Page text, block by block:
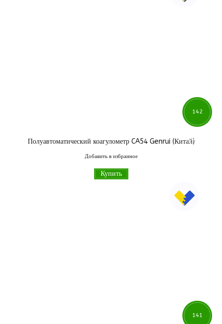
Полуавтоматический коагулометр CA54 Genrui (Китай)
Добавить в избранное
142
174
Купить
141